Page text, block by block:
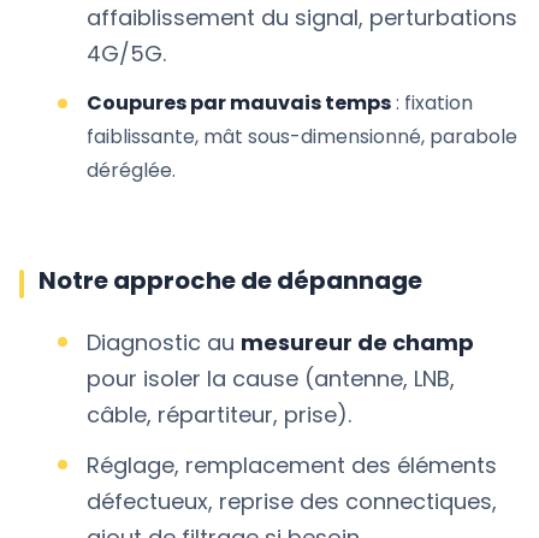
affaiblissement du signal, perturbations
4G/5G.
Coupures par mauvais temps: fixation
faiblissante, mât sous-dimensionné, parabole
déréglée.
Notre approche de dépannage
Diagnostic au mesureur de champ
pour isoler la cause (antenne, LNB,
câble, répartiteur, prise).
Réglage, remplacement des éléments
défectueux, reprise des connectiques,